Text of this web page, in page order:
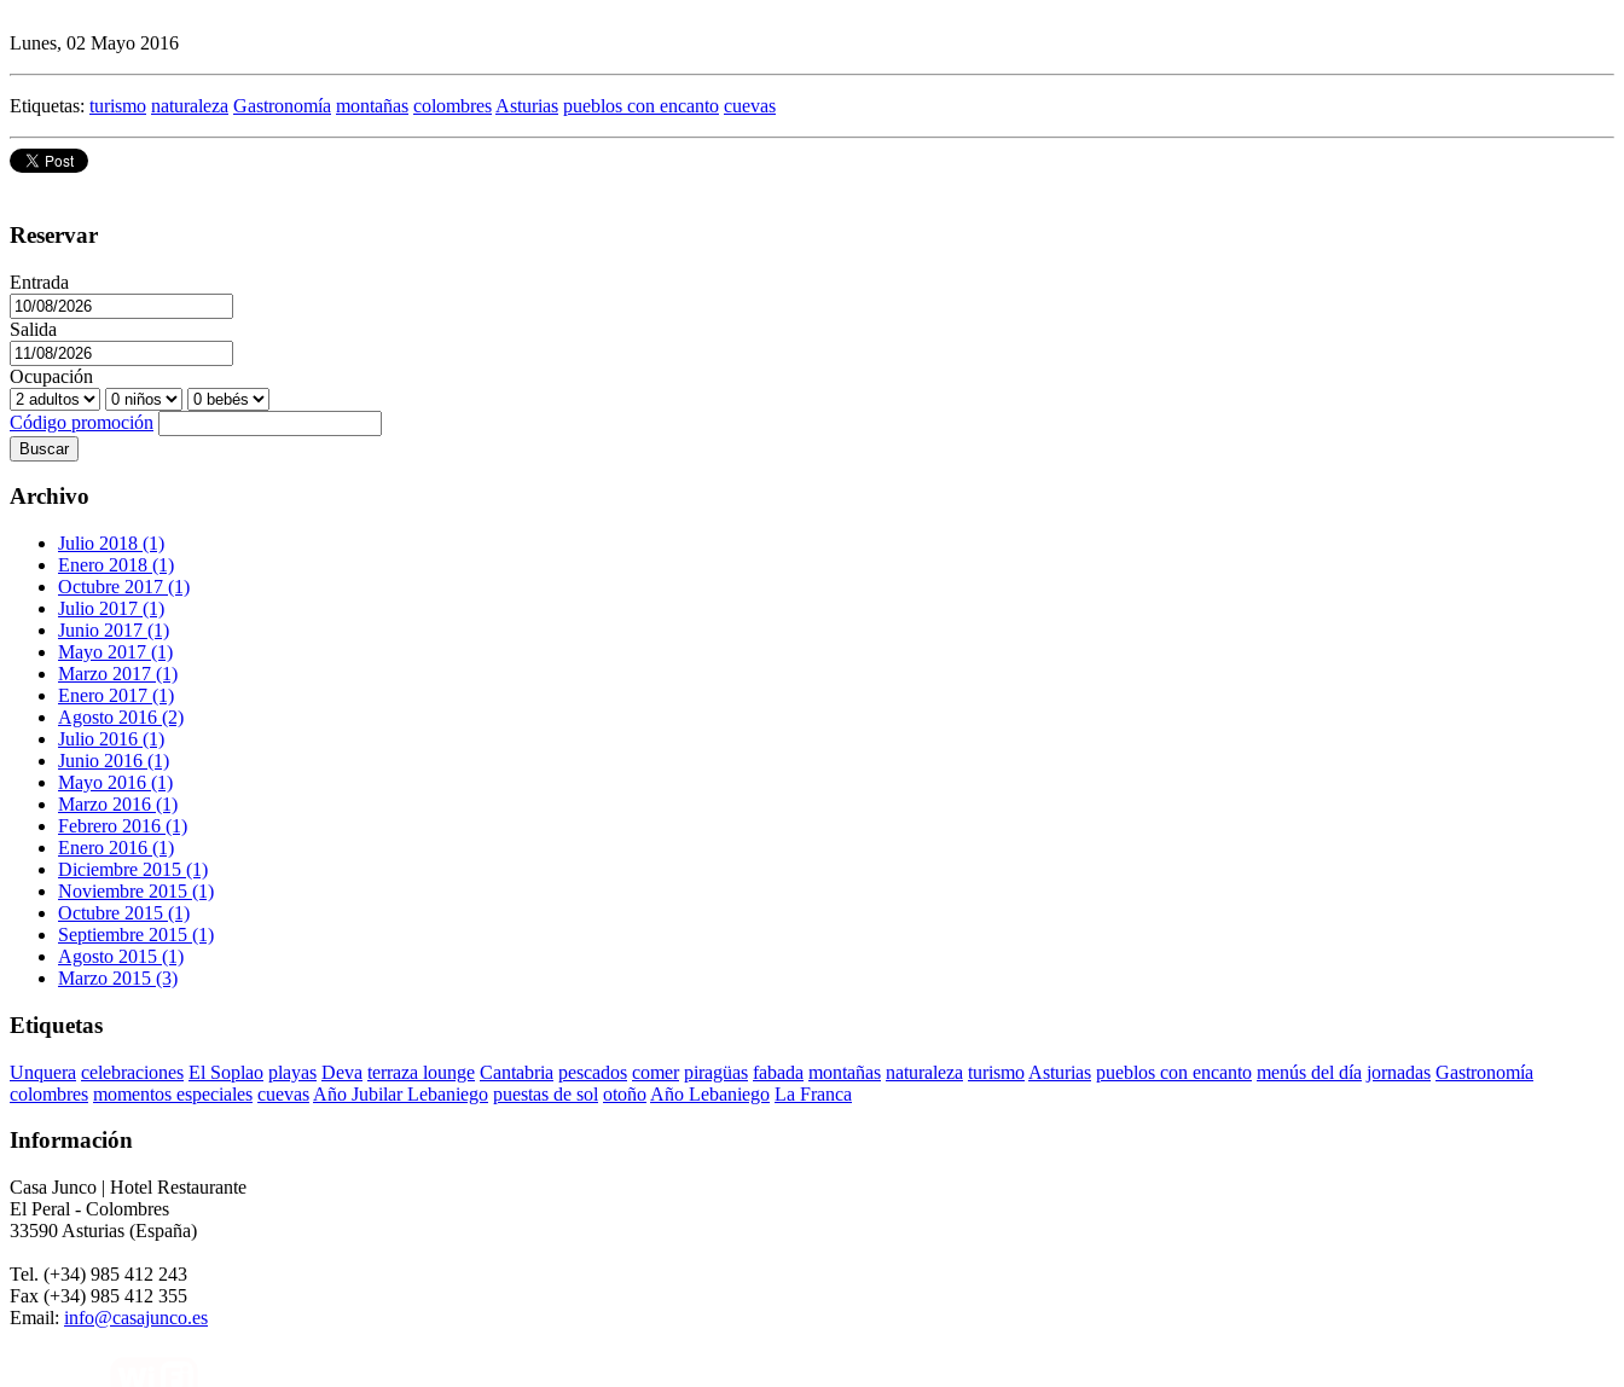
Lunes, 02 Mayo 2016
Etiquetas: turismo naturaleza Gastronomía montañas colombres Asturias pueblos con encanto cuevas
Reservar
Entrada
Salida
Ocupación
Código promoción
Buscar
Archivo
Julio 2018 (1)
Enero 2018 (1)
Octubre 2017 (1)
Julio 2017 (1)
Junio 2017 (1)
Mayo 2017 (1)
Marzo 2017 (1)
Enero 2017 (1)
Agosto 2016 (2)
Julio 2016 (1)
Junio 2016 (1)
Mayo 2016 (1)
Marzo 2016 (1)
Febrero 2016 (1)
Enero 2016 (1)
Diciembre 2015 (1)
Noviembre 2015 (1)
Octubre 2015 (1)
Septiembre 2015 (1)
Agosto 2015 (1)
Marzo 2015 (3)
Etiquetas
Unquera celebraciones El Soplao playas Deva terraza lounge Cantabria pescados comer piragüas fabada montañas naturaleza turismo Asturias pueblos con encanto menús del día jornadas Gastronomía
colombres momentos especiales cuevas Año Jubilar Lebaniego puestas de sol otoño Año Lebaniego La Franca
Información
Casa Junco | Hotel Restaurante
El Peral - Colombres
33590 Asturias (España)
Tel. (+34) 985 412 243
Fax (+34) 985 412 355
Email: info@casajunco.es